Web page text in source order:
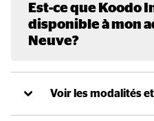
Est-ce que Koodo
disponible à mon
Neuve?
Voir les modalités